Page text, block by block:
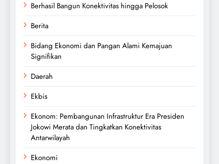
Berhasil Bangun Konektivitas hingga Pelosok
Berita
Bidang Ekonomi dan Pangan Alami Kemajuan
Signifikan
Daerah
Ekbis
Ekonom: Pembangunan Infrastruktur Era Presiden
Jokowi Merata dan Tingkatkan Konektivitas
Antarwilayah
Ekonomi